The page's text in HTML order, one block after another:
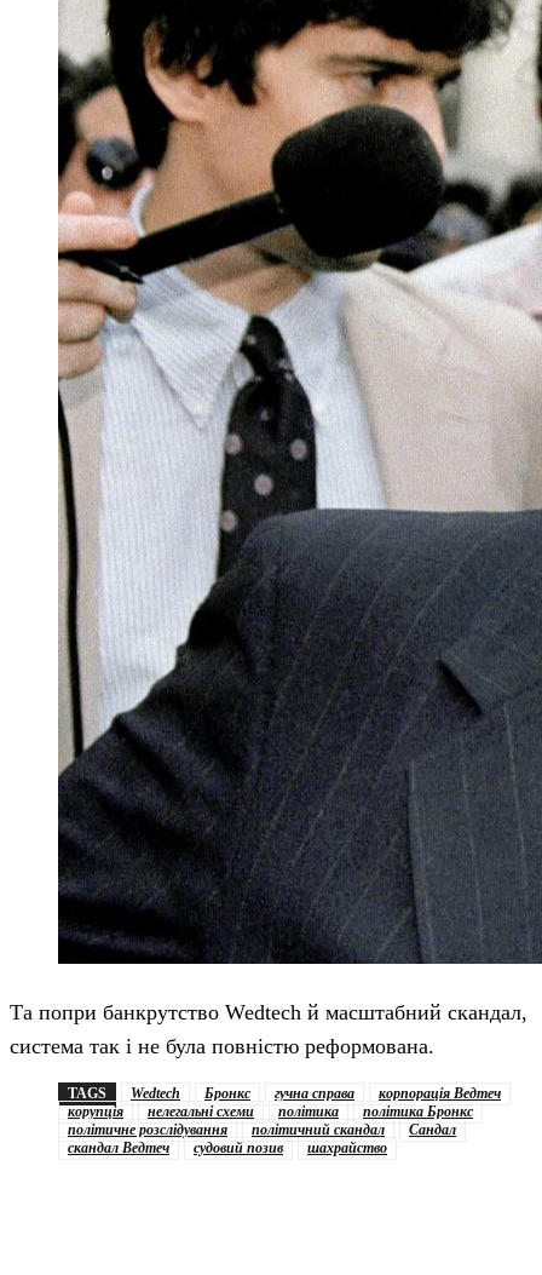
Та попри банкрутство Wedtech й масштабний скандал,
система так і не була повністю реформована.
TAGS Wedtech Бронкс гучна справа
корпорація Ведтеч
корупція
нелегальні схеми політика
політика Бронкс
політичне розслідування
політичний скандал
Сандал
скандал Ведтеч
судовий позив шахрайство